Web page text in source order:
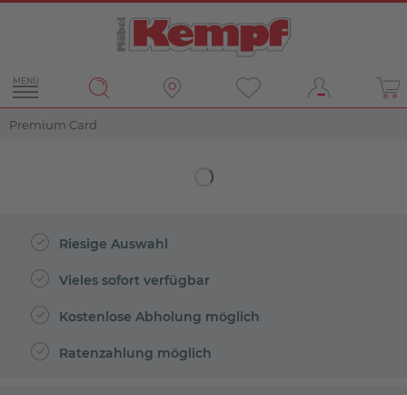
MENÜ
Premium Card
Riesige Auswahl
Vieles sofort verfügbar
Kostenlose Abholung möglich
Ratenzahlung möglich